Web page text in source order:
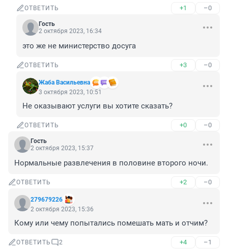
ОТВЕТИТЬ +1 –0
Гость
2 октября 2023, 16:34
это же не министерство досуга
ОТВЕТИТЬ +3 –0
Жаба Васильевна
3 октября 2023, 10:51
Не оказывают услуги вы хотите сказать?
ОТВЕТИТЬ +0 –0
Гость
2 октября 2023, 15:37
Нормальные развлечения в половине второго ночи.
ОТВЕТИТЬ +2 –0
279679226
2 октября 2023, 15:36
Кому или чему попытались помешать мать и отчим?
ОТВЕТИТЬ 2 +4 –1